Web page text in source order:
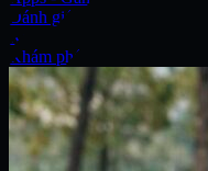
Đánh giá
Xe
Khám phá